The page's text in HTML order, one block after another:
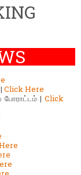
Click Here
போராட்டம் | Click